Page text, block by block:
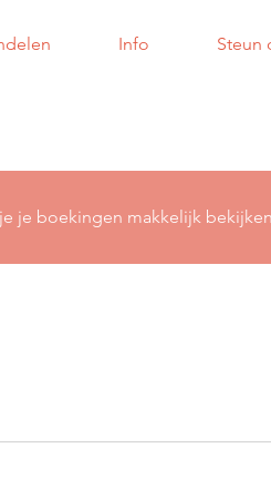
Info Steun
je boekingen makkelijk